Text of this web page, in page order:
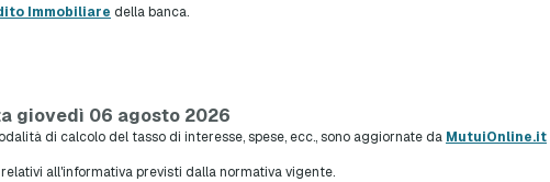
Immobiliare della banca.
giovedì 06 agosto 2026
di calcolo del tasso di interesse, spese, ecc., sono aggiornate da MutuiOnline.it
all'informativa previsti dalla normativa vigente.